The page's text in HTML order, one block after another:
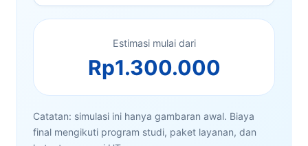
Estimasi mulai dari
Rp1.300.000
Catatan: simulasi ini hanya gambaran awal. Biaya
final mengikuti program studi, paket layanan, dan